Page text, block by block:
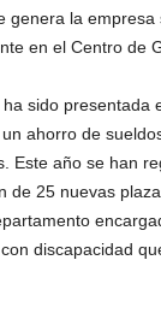
genera la
en el Centro de
sido presentada
ahorro de
Este año se han
de 25 nuevas
discapacidad